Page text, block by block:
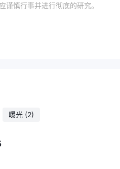
谨慎行事并进行彻底的研究。
Invest目前没有有效的法规。
金的安全。此外，监管机构通常会
执行、灵活的杠杆选项、紧密的点
泛的交易工具以及跨设备的可访问
曝光 (2)